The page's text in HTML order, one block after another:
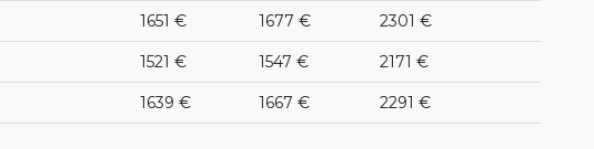
1651 € 1677 € 2301 €
1521 € 1547 € 2171 €
1639 € 1667 € 2291 €